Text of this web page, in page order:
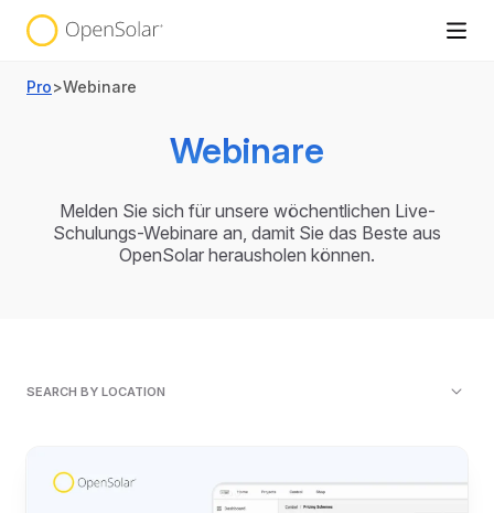
Webinare
Melden Sie sich für unsere wöchentlichen Live-
Schulungs-Webinare an, damit Sie das Beste aus
OpenSolar herausholen können.
Pro>Webinare
SEARCH BY LOCATION